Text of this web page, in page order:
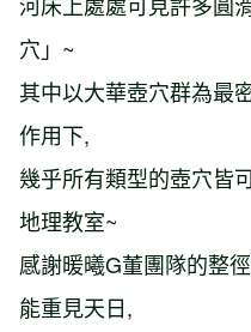
穴」~
其中以大華壺穴群為最
作用下,
幾乎所有類型的壺穴皆
地理教室~
感謝暖曦G董團隊的整
能重見天日,